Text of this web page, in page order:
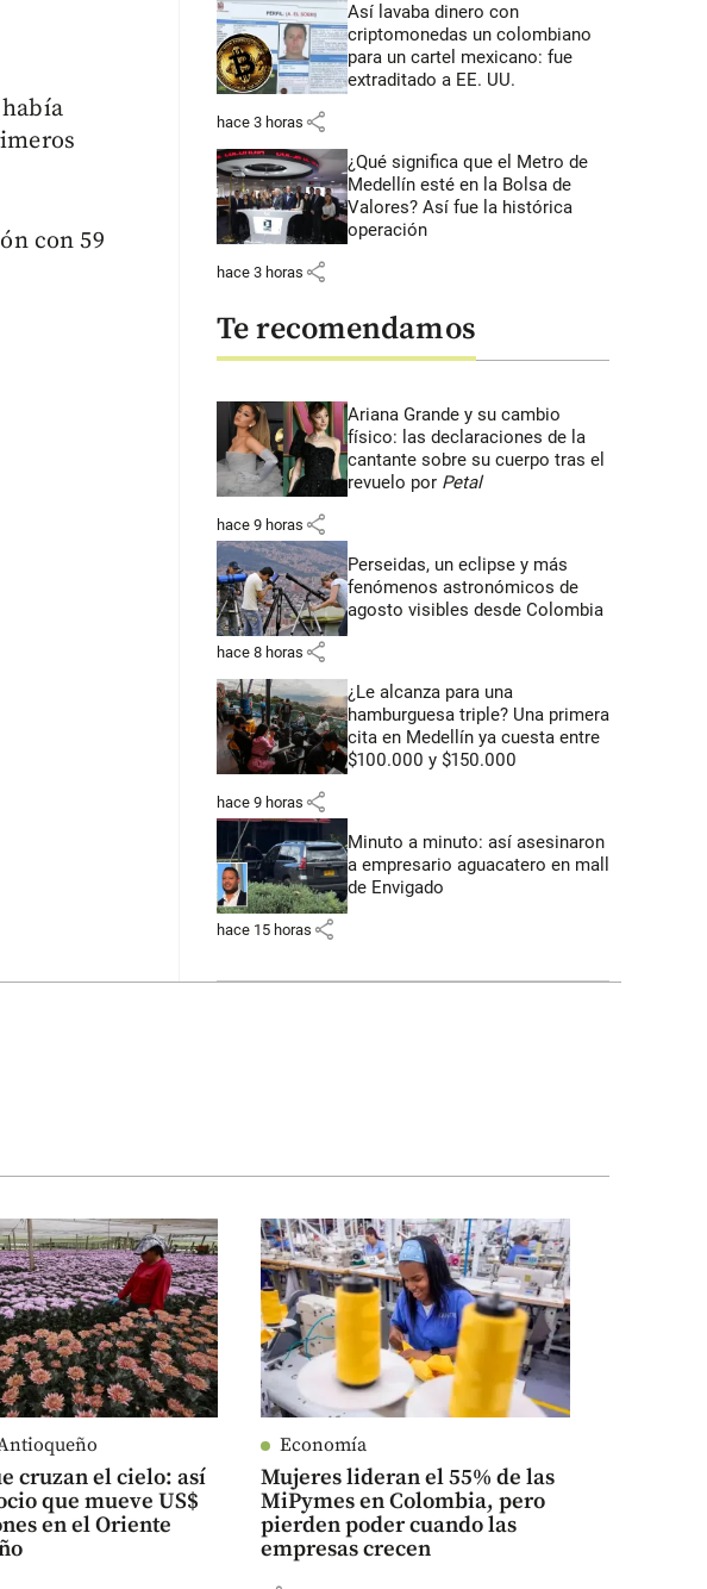
con 59
Así lavaba dinero con
criptomonedas un colombiano
para un cartel mexicano: fue
extraditado a EE. UU.
hace 3 horas share
¿Qué significa que el Metro de
Medellín esté en la Bolsa de
Valores? Así fue la histórica
operación
hace 3 horas share
Te recomendamos
Ariana Grande y su cambio
físico: las declaraciones de la
cantante sobre su cuerpo tras el
revuelo por Petal
hace 9 horas share
Perseidas, un eclipse y más
fenómenos astronómicos de
agosto visibles desde Colombia
hace 8 horas share
¿Le alcanza para una
hamburguesa triple? Una primera
cita en Medellín ya cuesta entre
$100.000 y $150.000
hace 9 horas share
Minuto a minuto: así asesinaron
a empresario aguacatero en mall
de Envigado
hace 15 horas share
cruzan el cielo: así
que mueve US$
en el Oriente
Economía
Mujeres lideran el 55% de las
MiPymes en Colombia, pero
pierden poder cuando las
empresas crecen